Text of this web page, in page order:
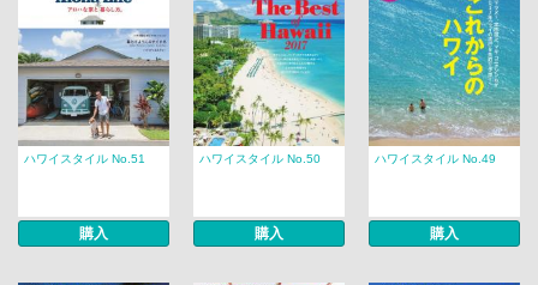
ハワイスタイル No.51
購入
ハワイスタイル No.50
購入
ハワイスタイル No.49
購入